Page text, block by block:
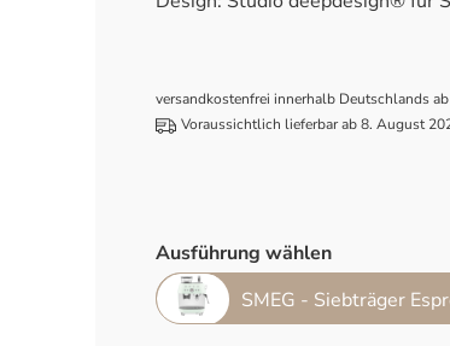
versandkostenfrei innerhalb Deutschlands
Voraussichtlich lieferbar ab 8. August
Ausführung wählen
SMEG - Siebträger